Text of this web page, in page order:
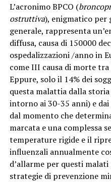
L’acronimo BPCO (
ostruttiva), enigmatico per
generale, rappresenta
diffusa, causa di 150000
ospedalizzazioni /anno in
come III causa di morte
Eppure, solo il 14% dei
questa malattia dalla
intorno ai 30-35 anni) e
dal momento che
marcata e una complessa
temperature rigide e il
influenzali annualmente
d’allarme per questi
strategie di prevenzione